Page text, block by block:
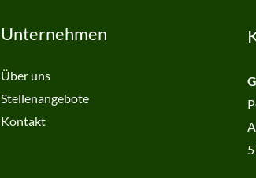
Unternehmen
Über uns
Stellenangebote
Kontakt